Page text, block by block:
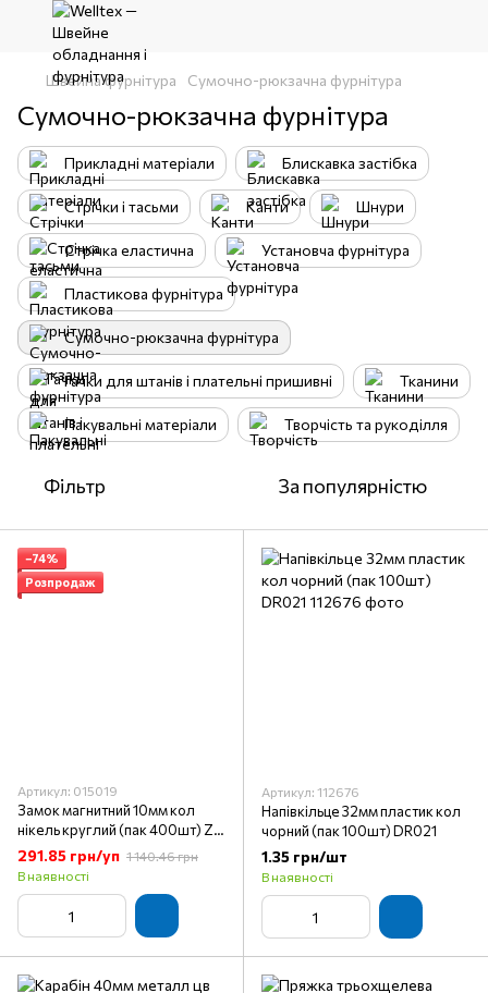
Швейна фурнітура Сумочно-рюкзачна фурнітура
Сумочно-рюкзачна фурнітура
Прикладні матеріали Блискавка застібка
Стрічки і тасьми Канти Шнури
Стрічка еластична Установча фурнітура
Пластикова фурнітура
Сумочно-рюкзачна фурнітура
Гачки для штанів і плательні пришивні Тканини
Пакувальні матеріали Творчість та рукоділля
Фільтр За популярністю
−74%
Розпродаж
Артикул: 015019
Замок магнитний 10мм кол
нікель круглий (пак 400шт) Z4
-17
291.85 грн/уп 1 140.46 грн
В наявності
Артикул: 112676
Напівкільце 32мм пластик кол
чорний (пак 100шт) DR021
1.35 грн/шт
В наявності